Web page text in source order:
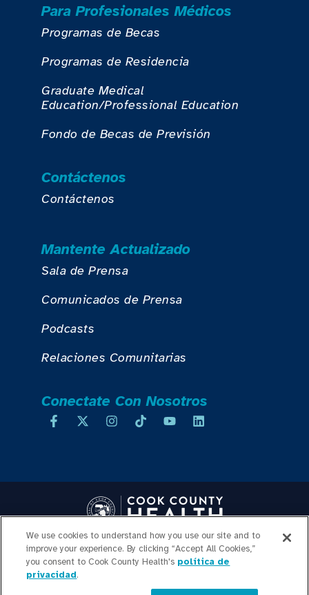
Para Profesionales Médicos
Programas de Becas
Programas de Residencia
Graduate Medical
Education/Professional Education
Fondo de Becas de Previsión
Contáctenos
Contáctenos
Mantente Actualizado
Sala de Prensa
Comunicados de Prensa
Podcasts
Relaciones Comunitarias
Conectate Con Nosotros
Copyright © 2026 Cook County Health. All Rights Reserved.
INICIO DE SESIÓN DE
EMPLEADOS
TRANSPARENCIA DE
We use cookies to understand how you use our site and to
improve your experience. By clicking “Accept All Cookies,”
you consent to Cook County Health's política de
privacidad.